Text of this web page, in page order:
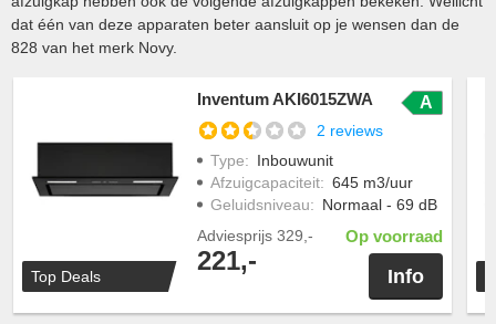
dat één van deze apparaten beter aansluit op je wensen dan de
828 van het merk Novy.
Top Deals
Inventum AKI6015ZWA A
2 reviews
Type: Inbouwunit
Afzuigcapaciteit: 645 m3/uur
Geluidsniveau: Normaal - 69 dB
Adviesprijs 329,-
221,-
Op voorraad
Info